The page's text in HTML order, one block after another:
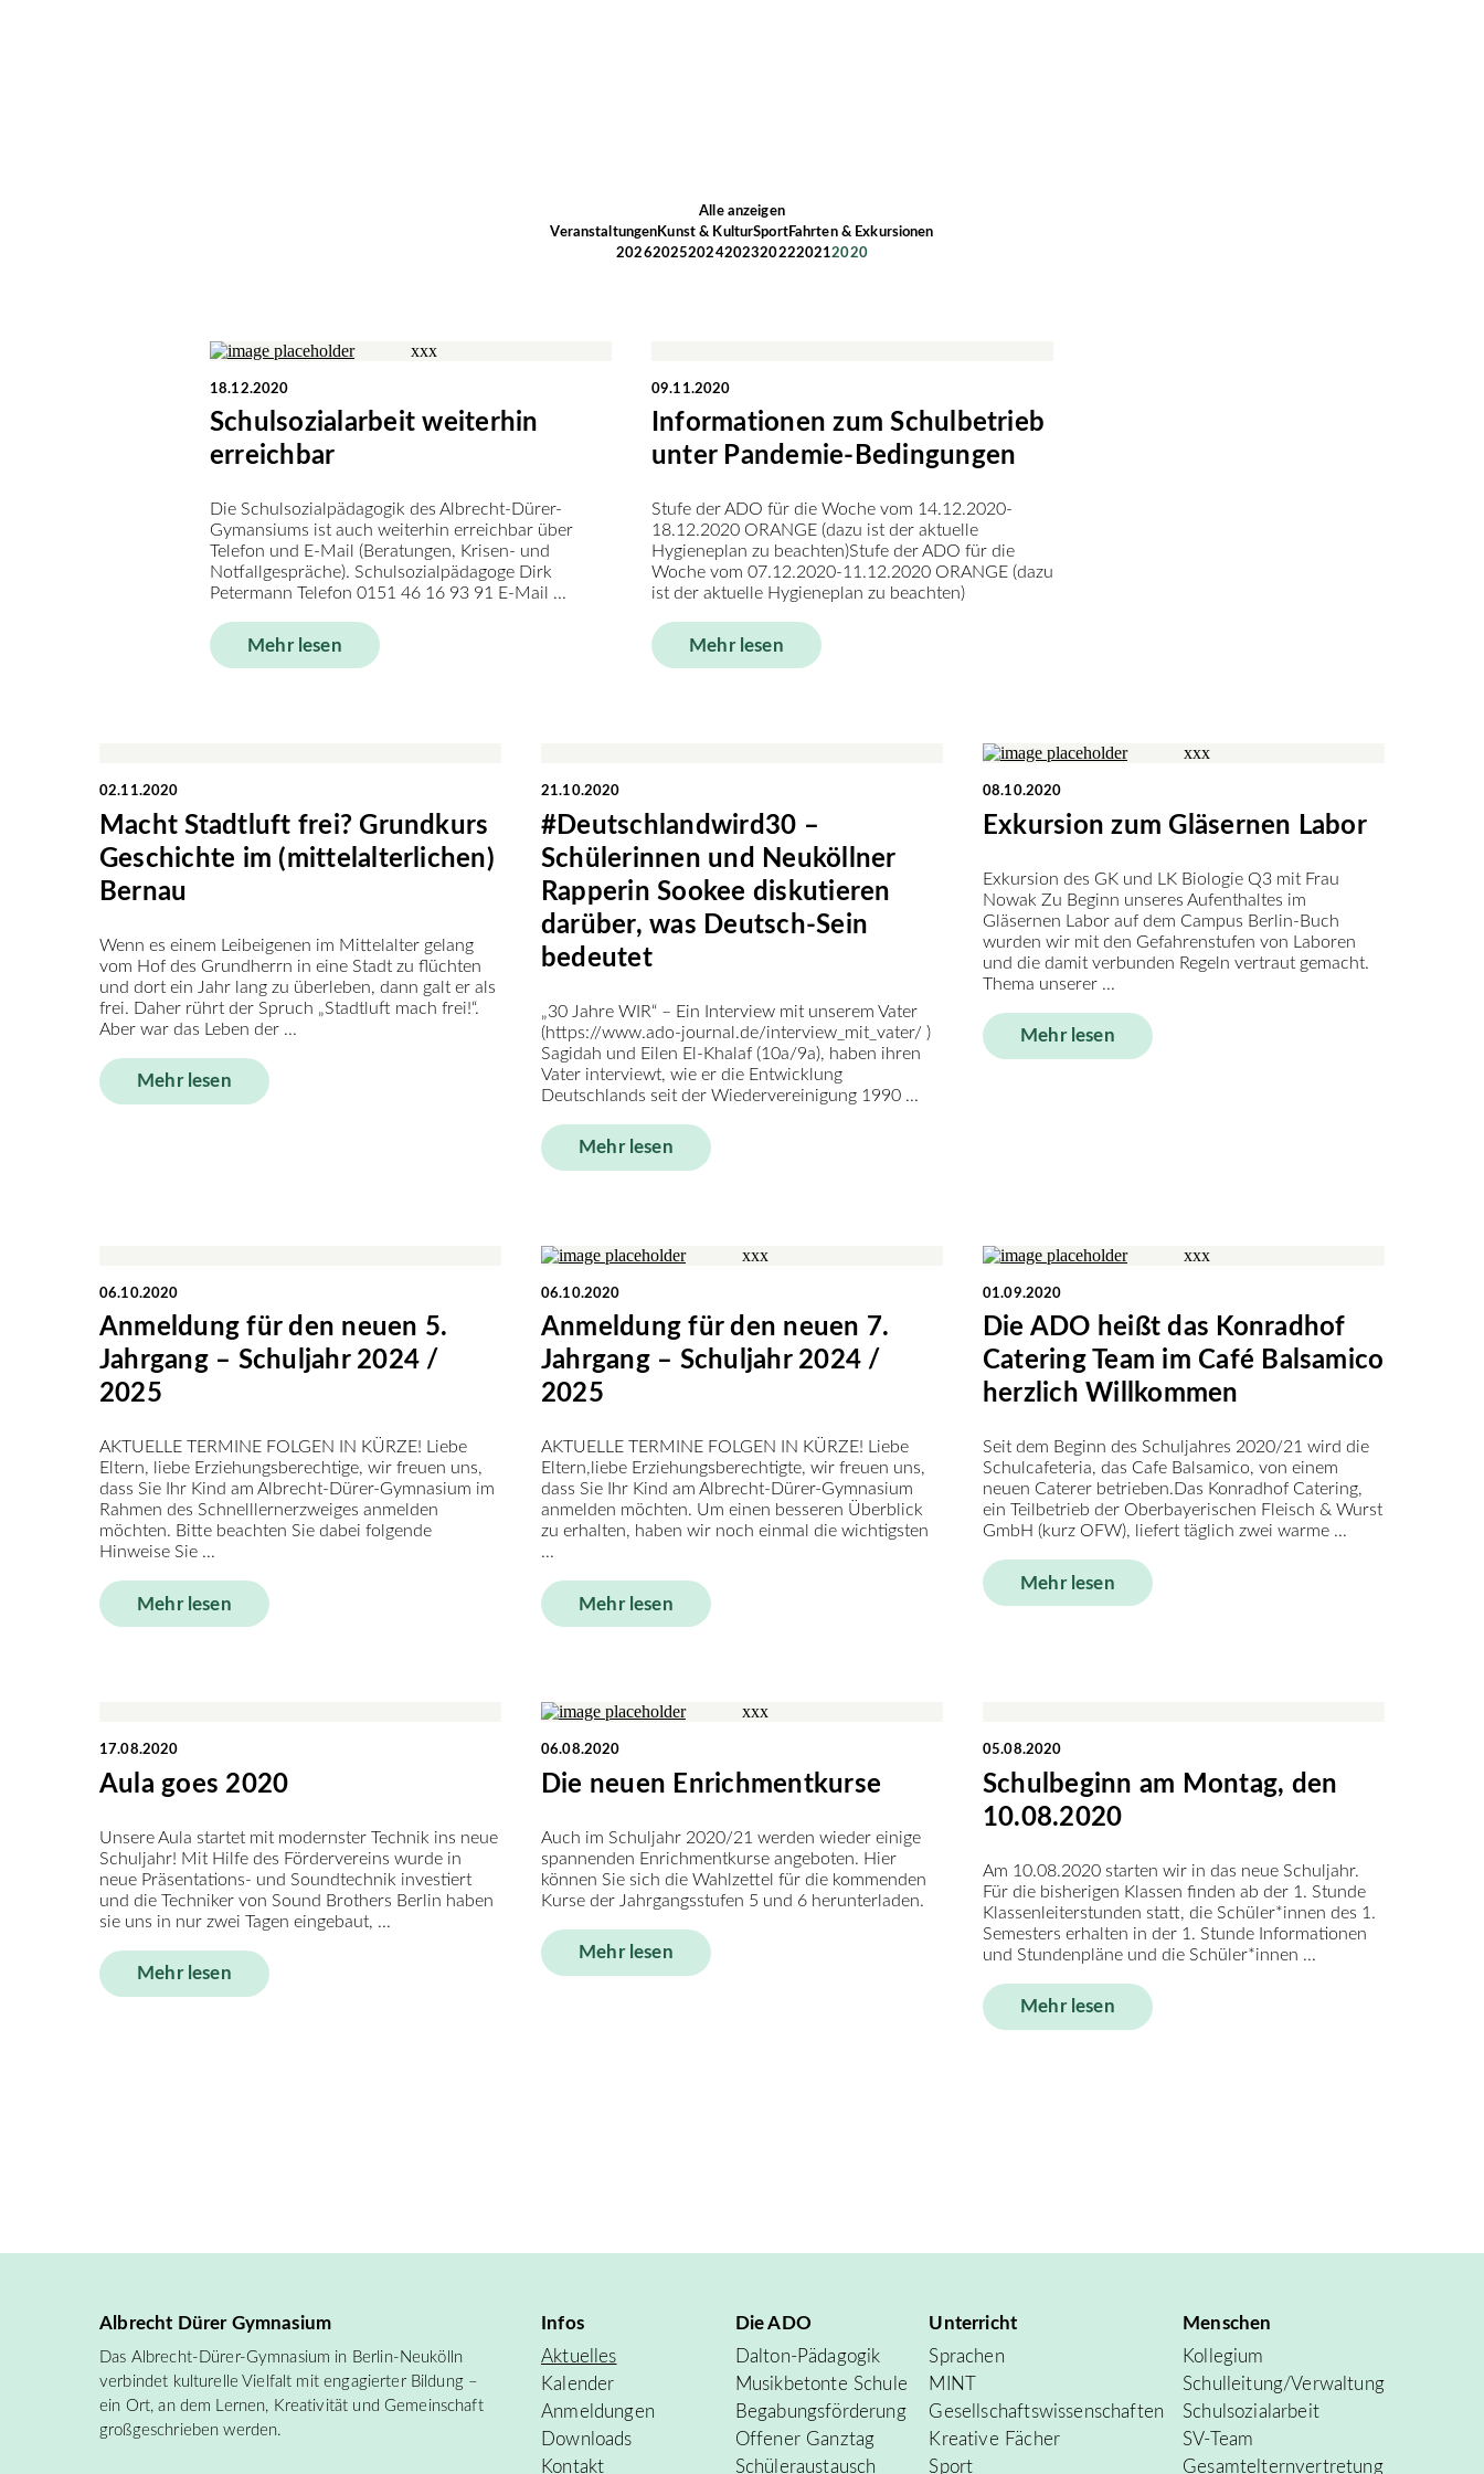
Alle anzeigen
VeranstaltungenKunst & KulturSportFahrten & Exkursionen
2026202520242023202220212020
18.12.2020
Schulsozialarbeit weiterhin
erreichbar
Die Schulsozialpädagogik des Albrecht-Dürer-
Gymansiums ist auch weiterhin erreichbar über
Telefon und E-Mail (Beratungen, Krisen- und
Notfallgespräche). Schulsozialpädagoge Dirk
Petermann Telefon 0151 46 16 93 91 E-Mail ...
Mehr lesen
09.11.2020
Informationen zum Schulbetrieb
unter Pandemie-Bedingungen
Stufe der ADO für die Woche vom 14.12.2020-
18.12.2020 ORANGE (dazu ist der aktuelle
Hygieneplan zu beachten)Stufe der ADO für die
Woche vom 07.12.2020-11.12.2020 ORANGE (dazu
ist der aktuelle Hygieneplan zu beachten)
Mehr lesen
02.11.2020
Macht Stadtluft frei? Grundkurs
Geschichte im (mittelalterlichen)
Bernau
Wenn es einem Leibeigenen im Mittelalter gelang
vom Hof des Grundherrn in eine Stadt zu flüchten
und dort ein Jahr lang zu überleben, dann galt er als
frei. Daher rührt der Spruch „Stadtluft mach frei!“.
Aber war das Leben der ...
Mehr lesen
21.10.2020
#Deutschlandwird30 –
Schülerinnen und Neuköllner
Rapperin Sookee diskutieren
darüber, was Deutsch-Sein
bedeutet
„30 Jahre WIR“ – Ein Interview mit unserem Vater
(https://www.ado-journal.de/interview_mit_vater/ )
Sagidah und Eilen El-Khalaf (10a/9a), haben ihren
Vater interviewt, wie er die Entwicklung
Deutschlands seit der Wiedervereinigung 1990 ...
Mehr lesen
08.10.2020
Exkursion zum Gläsernen Labor
Exkursion des GK und LK Biologie Q3 mit Frau
Nowak Zu Beginn unseres Aufenthaltes im
Gläsernen Labor auf dem Campus Berlin-Buch
wurden wir mit den Gefahrenstufen von Laboren
und die damit verbunden Regeln vertraut gemacht.
Thema unserer ...
Mehr lesen
06.10.2020
Anmeldung für den neuen 5.
Jahrgang – Schuljahr 2024 /
2025
AKTUELLE TERMINE FOLGEN IN KÜRZE! Liebe
Eltern, liebe Erziehungsberechtige, wir freuen uns,
dass Sie Ihr Kind am Albrecht-Dürer-Gymnasium im
Rahmen des Schnelllernerzweiges anmelden
möchten. Bitte beachten Sie dabei folgende
Hinweise Sie ...
Mehr lesen
06.10.2020
Anmeldung für den neuen 7.
Jahrgang – Schuljahr 2024 /
2025
AKTUELLE TERMINE FOLGEN IN KÜRZE! Liebe
Eltern,liebe Erziehungsberechtigte, wir freuen uns,
dass Sie Ihr Kind am Albrecht-Dürer-Gymnasium
anmelden möchten. Um einen besseren Überblick
zu erhalten, haben wir noch einmal die wichtigsten
...
Mehr lesen
01.09.2020
Die ADO heißt das Konradhof
Catering Team im Café Balsamico
herzlich Willkommen
Seit dem Beginn des Schuljahres 2020/21 wird die
Schulcafeteria, das Cafe Balsamico, von einem
neuen Caterer betrieben.Das Konradhof Catering,
ein Teilbetrieb der Oberbayerischen Fleisch & Wurst
GmbH (kurz OFW), liefert täglich zwei warme ...
Mehr lesen
17.08.2020
Aula goes 2020
Unsere Aula startet mit modernster Technik ins neue
Schuljahr! Mit Hilfe des Fördervereins wurde in
neue Präsentations- und Soundtechnik investiert
und die Techniker von Sound Brothers Berlin haben
sie uns in nur zwei Tagen eingebaut, ...
Mehr lesen
06.08.2020
Die neuen Enrichmentkurse
Auch im Schuljahr 2020/21 werden wieder einige
spannenden Enrichmentkurse angeboten. Hier
können Sie sich die Wahlzettel für die kommenden
Kurse der Jahrgangsstufen 5 und 6 herunterladen.
Mehr lesen
05.08.2020
Schulbeginn am Montag, den
10.08.2020
Am 10.08.2020 starten wir in das neue Schuljahr.
Für die bisherigen Klassen finden ab der 1. Stunde
Klassenleiterstunden statt, die Schüler*innen des 1.
Semesters erhalten in der 1. Stunde Informationen
und Stundenpläne und die Schüler*innen ...
Mehr lesen
Albrecht Dürer Gymnasium
Das Albrecht-Dürer-Gymnasium in Berlin-Neukölln
verbindet kulturelle Vielfalt mit engagierter Bildung –
ein Ort, an dem Lernen, Kreativität und Gemeinschaft
großgeschrieben werden.
Infos
Aktuelles
Kalender
Anmeldungen
Downloads
Kontakt
Die ADO
Dalton-Pädagogik
Musikbetonte Schule
Begabungsförderung
Offener Ganztag
Schüleraustausch
Unterricht
Sprachen
MINT
Gesellschafts­wissenschaften
Kreative Fächer
Sport
Menschen
Kollegium
Schulleitung/Verwaltung
Schulsozialarbeit
SV-Team
Gesamtelternvertretung